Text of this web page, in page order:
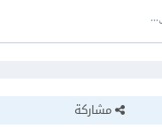
مشاركة